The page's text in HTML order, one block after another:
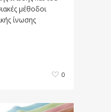
μέθοδοι
ίνωσης
0